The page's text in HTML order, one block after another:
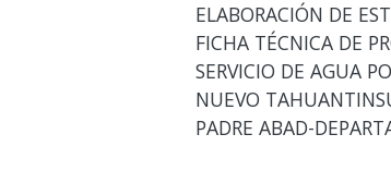
ELABORACIÓN DE
FICHA TÉCNICA DE
SERVICIO DE AGUA
NUEVO
PADRE ABAD-